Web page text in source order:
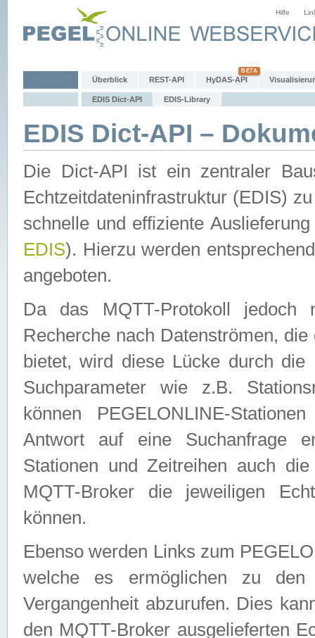
Hilfe
Überblick REST-API HyDAS-API
EDIS Dict-API EDIS-Library
EDIS Dict-API –
Die Dict-API ist ein zentraler
Echtzeitdateninfrastruktur (EDIS)
schnelle und effiziente
EDIS). Hierzu werden
angeboten.
Da das MQTT-Protokoll jedoch
Recherche nach Datenströmen,
bietet, wird diese Lücke durch die
Suchparameter wie z.B.
können PEGELONLINE-
Antwort auf eine Suchanfrage
Stationen und Zeitreihen auch
MQTT-Broker die jeweiligen
können.
Ebenso werden Links zum
welche es ermöglichen zu den
Vergangenheit abzurufen. Dies
den MQTT-Broker ausgelieferten